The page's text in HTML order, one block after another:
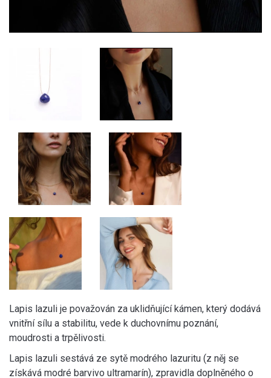
Lapis lazuli je považován za uklidňující kámen, který dodává
vnitřní sílu a stabilitu, vede k duchovnímu poznání,
moudrosti a trpělivosti.
Lapis lazuli sestává ze sytě modrého lazuritu (z něj se
získává modré barvivo ultramarín), zpravidla doplněného o